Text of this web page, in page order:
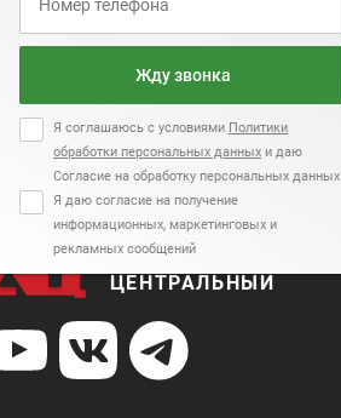
Жду звонка
Я соглашаюсь с условиями Политики
обработки персональных данных и даю
Согласие на обработку персональных данных
Я даю согласие на получение
информационных, маркетинговых и
рекламных сообщений
АВТОСАЛОН
ЦЕНТРАЛЬНЫЙ